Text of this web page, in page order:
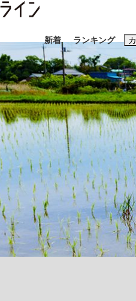
新着 ランキング
スクープ ニュ
は失敗する。でも…」本田圭佑が
ら81年
おすすめの
#藤田晋 #
#玉木雄一郎